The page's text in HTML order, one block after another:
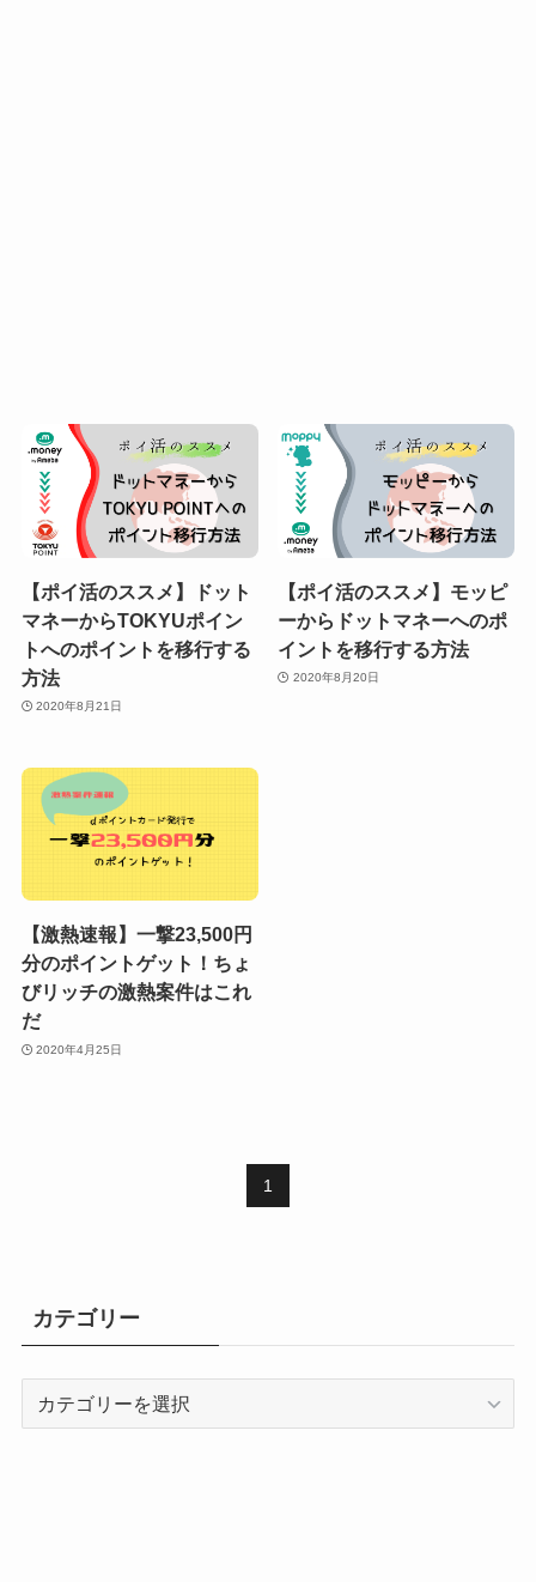
【ポイ活のススメ】ドット
マネーからTOKYUポイン
トへのポイントを移行する
方法
2020年8月21日
【ポイ活のススメ】モッピ
ーからドットマネーへのポ
イントを移行する方法
2020年8月20日
【激熱速報】一撃23,500円
分のポイントゲット！ちょ
びリッチの激熱案件はこれ
だ
2020年4月25日
1
カテゴリー